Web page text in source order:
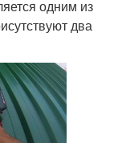
одним из
два